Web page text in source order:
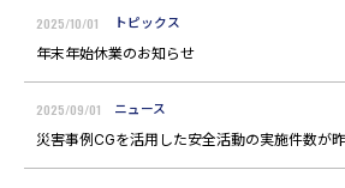
2025/10/01 トピックス
年末年始休業のお知らせ
2025/09/01 ニュース
災害事例CGを活用した安全活動の実施件数が